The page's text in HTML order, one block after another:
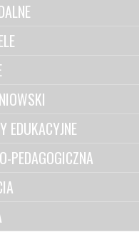
EDUKACYJNE
PEDAGOGICZNA